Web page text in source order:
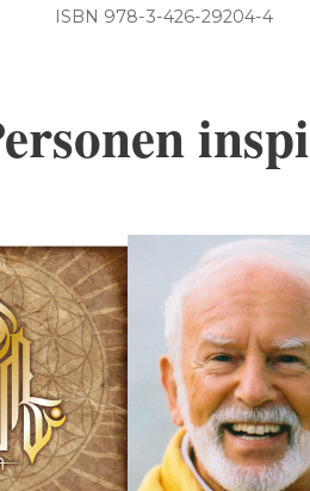
ISBN 978-3-426-29204-4